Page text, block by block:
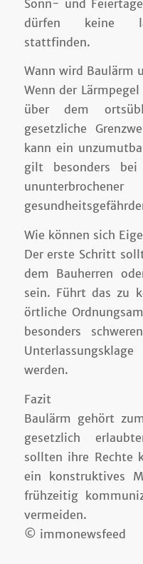
Sonn- und
dürfen keine
stattfinden.
Wann wird Baulärm
Wenn der
über dem
gesetzliche
kann ein
gilt besonders bei
Wie können sich
Der erste Schritt
dem Bauherren
sein. Führt das zu
örtliche
besonders
werden.
Fazit
Baulärm gehört
gesetzlich
sollten ihre Rechte
ein konstruktives
frühzeitig
vermeiden.
© immonewsfeed